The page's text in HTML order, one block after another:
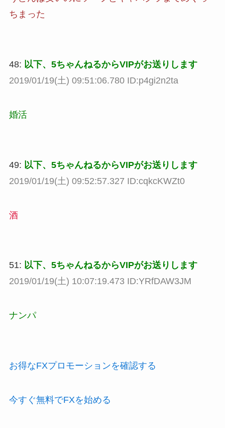
ちまった
48: 以下、5ちゃんねるからVIPがお送りします
2019/01/19(土) 09:51:06.780 ID:p4gi2n2ta
婚活
49: 以下、5ちゃんねるからVIPがお送りします
2019/01/19(土) 09:52:57.327 ID:cqkcKWZt0
酒
51: 以下、5ちゃんねるからVIPがお送りします
2019/01/19(土) 10:07:19.473 ID:YRfDAW3JM
ナンパ
お得なFXプロモーションを確認する
今すぐ無料でFXを始める